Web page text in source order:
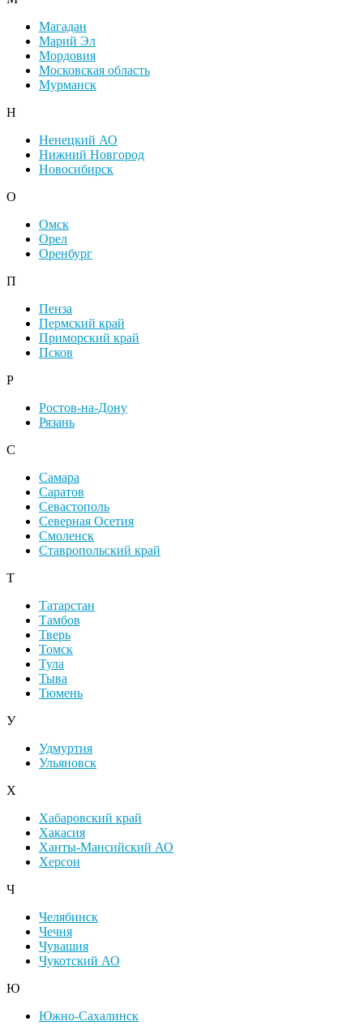
Магадан
Марий Эл
Мордовия
Московская область
Мурманск
Н
Ненецкий АО
Нижний Новгород
Новосибирск
О
Омск
Орел
Оренбург
П
Пенза
Пермский край
Приморский край
Псков
Р
Ростов-на-Дону
Рязань
С
Самара
Саратов
Севастополь
Северная Осетия
Смоленск
Ставропольский край
Т
Татарстан
Тамбов
Тверь
Томск
Тула
Тыва
Тюмень
У
Удмуртия
Ульяновск
Х
Хабаровский край
Хакасия
Ханты-Мансийский АО
Херсон
Ч
Челябинск
Чечня
Чувашия
Чукотский АО
Ю
Южно-Сахалинск